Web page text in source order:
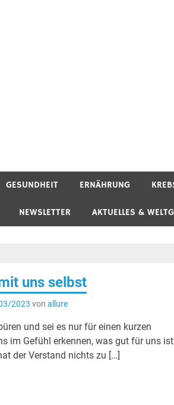
GESUNDHEIT ERNÄHRUNG
NEWSLETTER AKTUELLES &
uns selbst
2023 vonallure
und sei es nur für einen kurzen
im Gefühl erkennen, was gut für uns ist
der Verstand nichts zu […]